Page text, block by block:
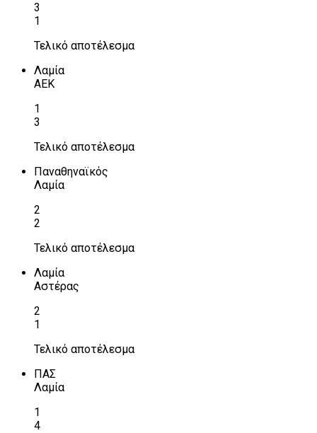
3
1
Τελικό αποτέλεσμα
Λαμία
ΑΕΚ
1
3
Τελικό αποτέλεσμα
Παναθηναϊκός
Λαμία
2
2
Τελικό αποτέλεσμα
Λαμία
Αστέρας
2
1
Τελικό αποτέλεσμα
ΠΑΣ
Λαμία
1
4